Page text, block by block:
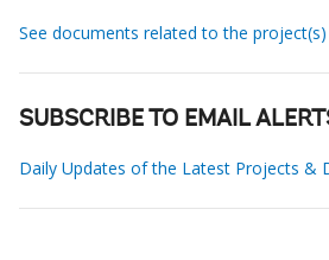
See documents related to the project(s)
SUBSCRIBE TO EMAIL
Daily Updates of the Latest Projects &